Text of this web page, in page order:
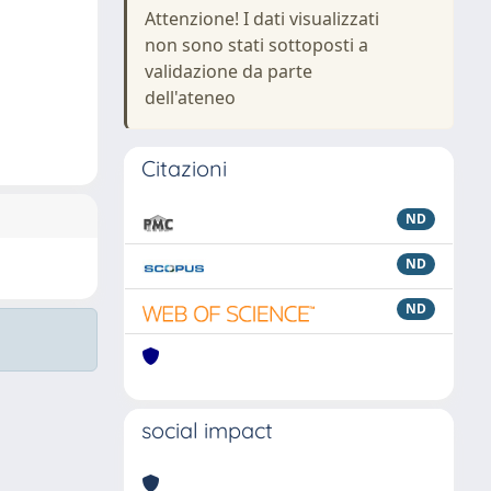
Attenzione! I dati visualizzati
non sono stati sottoposti a
validazione da parte
dell'ateneo
Citazioni
ND
ND
ND
social impact